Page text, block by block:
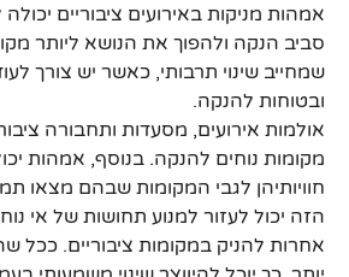
אמהות מניקות באירועים ציבוריים
סביב הנקה ולהפוך את הנושא ליותר
שמחייב שינוי תרבותי, כאשר יש צורך
ובטוחות להנקה.
אולמות אירועים, מסעדות ותחבורה
מקומות נוחים להנקה. בנוסף, אמהות
חוויותיהן לגבי המקומות שבהם מצאו
הזה יכול לעזור למנוע תחושות של אי
אחרות להניק במקומות ציבוריים. ככל